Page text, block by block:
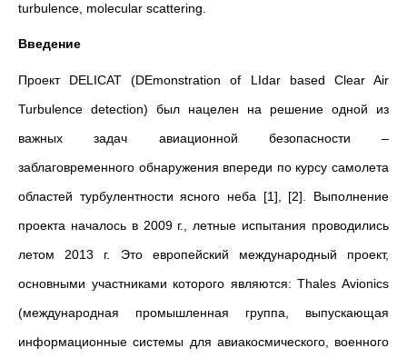
turbulence, molecular scattering.
Введение
Проект DELICAT (DEmonstration of LIdar based Clear Air
Turbulence detection) был нацелен на решение одной из
важных задач авиационной безопасности –
заблаговременного обнаружения впереди по курсу самолета
областей турбулентности ясного неба [1], [2]. Выполнение
проекта началось в 2009 г., летные испытания проводились
летом 2013 г. Это европейский международный проект,
основными участниками которого являются: Thales Avionics
(международная промышленная группа, выпускающая
информационные системы для авиакосмического, военного